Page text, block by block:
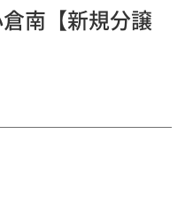
倉南【新規分譲